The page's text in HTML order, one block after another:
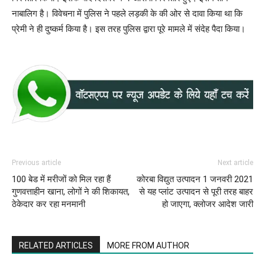
नाबालिग है। विवेचना में पुलिस ने पहले लड़की के की ओर से दावा किया था कि
प्रेमी ने ही दुष्कर्म किया है। इस तरह पुलिस द्वारा पूरे मामले में संदेह पैदा किया।
Previous article
100 बेड में मरीजों को मिल रहा हैं
गुणवत्ताहीन खाना, लोगों ने की शिकायत,
ठेकेदार कर रहा मनमानी
Next article
कोरबा विद्युत उत्पादन 1 जनवरी 2021
से यह प्लांट उत्पादन से पूरी तरह बाहर
हो जाएगा, क्लोजर आदेश जारी
RELATED ARTICLES MORE FROM AUTHOR